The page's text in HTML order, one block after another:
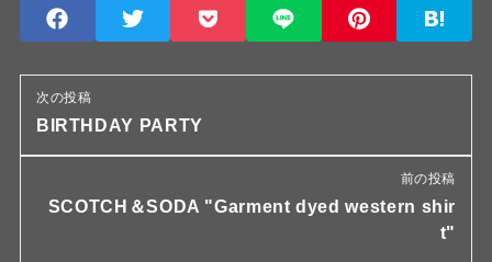
次の投稿
BIRTHDAY PARTY
前の投稿
SCOTCH＆SODA "Garment dyed western shir
t"